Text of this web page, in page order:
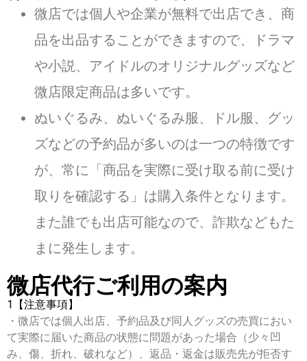
微店では個人や企業が無料で出店でき、商
品を出品することができますので、ドラマ
や小説、アイドルのオリジナルグッズなど
微店限定商品は多いです。
ぬいぐるみ、ぬいぐるみ服、ドル服、グッ
ズなどの予約品が多いのは一つの特徴です
が、常に「商品を実際に受け取る前に受け
取りを確認する」は購入条件となります。
また誰でも出店可能なので、詐欺などもた
まに発生します。
微店代行ご利用の案内
1【注意事項】
・微店では個人出店、予約品及び同人グッズの売買におい
て実際に届いた商品の状態に問題があった場合（少々凹
み、傷、折れ、破れなど）、返品・返金は販売先が拒否す